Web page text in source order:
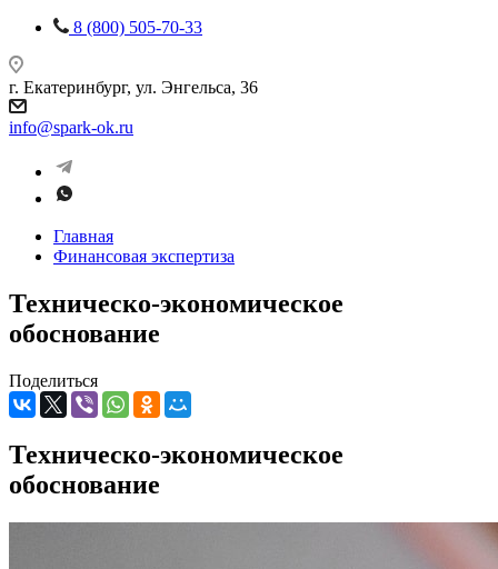
8 (800) 505-70-33
г. Екатеринбург, ул. Энгельса, 36
info@spark-ok.ru
Главная
Финансовая экспертиза
Техническо-экономическое
обоснование
Поделиться
Техническо-экономическое
обоснование